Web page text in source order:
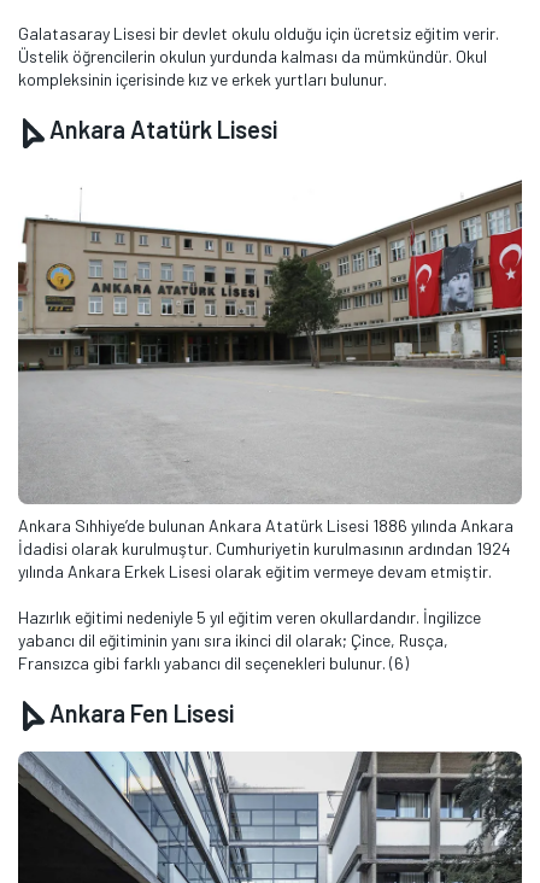
Galatasaray Lisesi bir devlet okulu olduğu için ücretsiz eğitim verir.
Üstelik öğrencilerin okulun yurdunda kalması da mümkündür. Okul
kompleksinin içerisinde kız ve erkek yurtları bulunur.
Ankara Atatürk Lisesi
Ankara Sıhhiye’de bulunan Ankara Atatürk Lisesi 1886 yılında Ankara
İdadisi olarak kurulmuştur. Cumhuriyetin kurulmasının ardından 1924
yılında Ankara Erkek Lisesi olarak eğitim vermeye devam etmiştir.
Hazırlık eğitimi nedeniyle 5 yıl eğitim veren okullardandır. İngilizce
yabancı dil eğitiminin yanı sıra ikinci dil olarak; Çince, Rusça,
Fransızca gibi farklı yabancı dil seçenekleri bulunur. (6)
Ankara Fen Lisesi